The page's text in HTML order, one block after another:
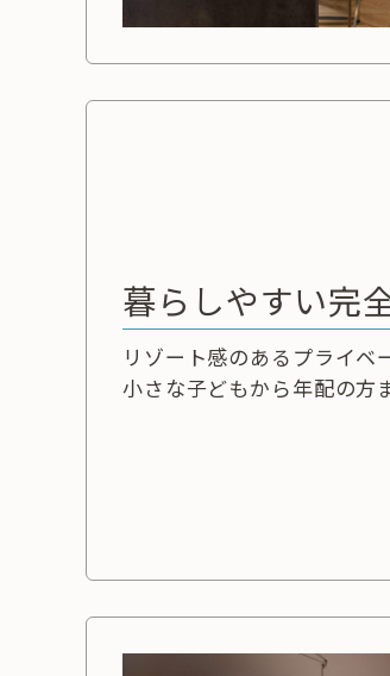
暮らしやすい完
リゾート感のあるプライベ
小さな子どもから年配の方